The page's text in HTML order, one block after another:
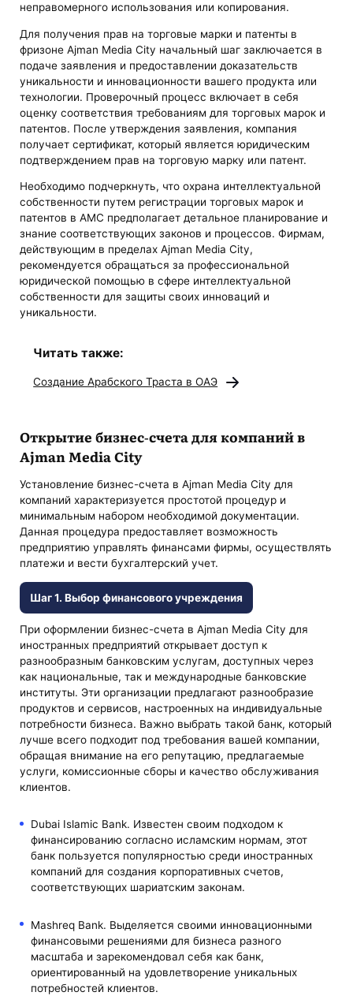
неправомерного использования или копирования.
Для получения прав на торговые марки и патенты в
фризоне Ajman Media City начальный шаг заключается в
подаче заявления и предоставлении доказательств
уникальности и инновационности вашего продукта или
технологии. Проверочный процесс включает в себя
оценку соответствия требованиям для торговых марок и
патентов. После утверждения заявления, компания
получает сертификат, который является юридическим
подтверждением прав на торговую марку или патент.
Необходимо подчеркнуть, что охрана интеллектуальной
собственности путем регистрации торговых марок и
патентов в AMC предполагает детальное планирование и
знание соответствующих законов и процессов. Фирмам,
действующим в пределах Ajman Media City,
рекомендуется обращаться за профессиональной
юридической помощью в сфере интеллектуальной
собственности для защиты своих инноваций и
уникальности.
Читать также:
Создание Арабского Траста в ОАЭ
Открытие бизнес-счета для компаний в
Ajman Media City
Установление бизнес-счета в Ajman Media City для
компаний характеризуется простотой процедур и
минимальным набором необходимой документации.
Данная процедура предоставляет возможность
предприятию управлять финансами фирмы, осуществлять
платежи и вести бухгалтерский учет.
Шаг 1. Выбор финансового учреждения
При оформлении бизнес-счета в Ajman Media City для
иностранных предприятий открывает доступ к
разнообразным банковским услугам, доступных через
как национальные, так и международные банковские
институты. Эти организации предлагают разнообразие
продуктов и сервисов, настроенных на индивидуальные
потребности бизнеса. Важно выбрать такой банк, который
лучше всего подходит под требования вашей компании,
обращая внимание на его репутацию, предлагаемые
услуги, комиссионные сборы и качество обслуживания
клиентов.
Dubai Islamic Bank. Известен своим подходом к
финансированию согласно исламским нормам, этот
банк пользуется популярностью среди иностранных
компаний для создания корпоративных счетов,
соответствующих шариатским законам.
Mashreq Bank. Выделяется своими инновационными
финансовыми решениями для бизнеса разного
масштаба и зарекомендовал себя как банк,
ориентированный на удовлетворение уникальных
потребностей клиентов.